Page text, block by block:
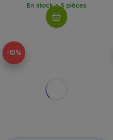
En stock > 5 pièces
-10%